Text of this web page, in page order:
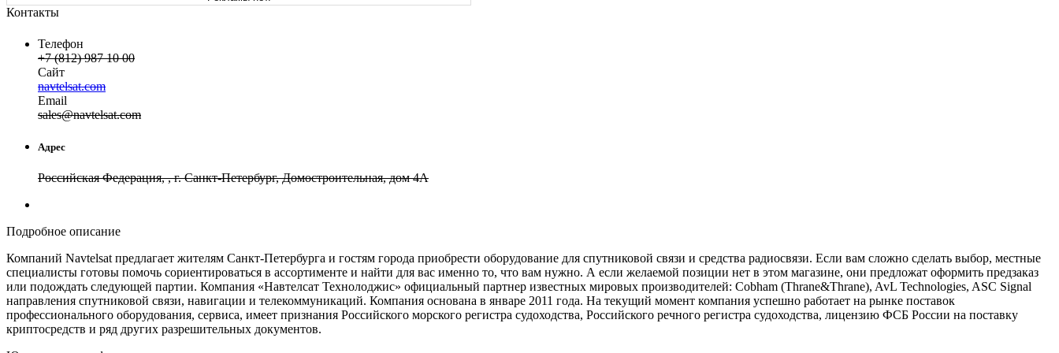
Контакты
Телефон
+7 (812) 987 10 00
Сайт
navtelsat.com
Email
sales@navtelsat.com
Адрес
Российская Федерация, , г. Санкт-Петербург, Домостроительная, дом 4А
Подробное описание
Компаний Navtelsat предлагает жителям Санкт-Петербурга и гостям города приобрести оборудование для спутниковой связи и средства радиосвязи. Если вам сложно сделать выбор, местные
специалисты готовы помочь сориентироваться в ассортименте и найти для вас именно то, что вам нужно. А если желаемой позиции нет в этом магазине, они предложат оформить предзаказ
или подождать следующей партии. Компания «Навтелсат Технолоджис» официальный партнер известных мировых производителей: Cobham (Thrane&Thrane), AvL Technologies, ASC Signal
направления спутниковой связи, навигации и телекоммуникаций. Компания основана в январе 2011 года. На текущий момент компания успешно работает на рынке поставок
профессионального оборудования, сервиса, имеет признания Российского морского регистра судоходства, Российского речного регистра судоходства, лицензию ФСБ России на поставку
криптосредств и ряд других разрешительных документов.